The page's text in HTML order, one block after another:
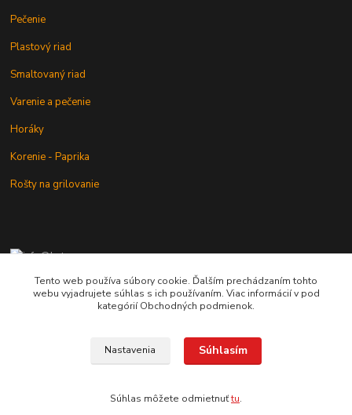
Pečenie
Plastový riad
Smaltovaný riad
Varenie a pečenie
Horáky
Korenie - Paprika
Rošty na grilovanie
+421 902 212 007
od 8:00 - do 16:00 hod
Copyright © 2017-2027 MACSHOP.SK, všetky práva vyhradené..
Tento web používa súbory cookie. Ďalším prechádzaním tohto
webu vyjadrujete súhlas s ich používaním. Viac informácií v pod
kategórií Obchodných podmienok.
Nastavenia Súhlasím
Súhlas môžete odmietnuťtu.